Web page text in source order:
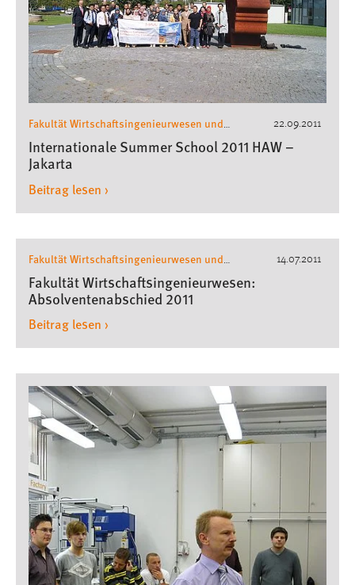
22.09.2011
Fakultät Wirtschaftsingenieurwesen und
Gesundheit
Wirtschaftsingenieurwesen
Internationale Summer School 2011 HAW –
Jakarta
Beitrag lesen ›
14.07.2011
Fakultät Wirtschaftsingenieurwesen und
Gesundheit , Wirtschaftsingenieurwesen
Fakultät Wirtschaftsingenieurwesen:
Absolventenabschied 2011
Beitrag lesen ›
EXTERNE MEDIEN
Um Inhalte von Videoplattformen und Social Media
Plattformen anzeigen zu können, werden von diesen
externen Medien Cookies gesetzt.
YouTube
Vimeo